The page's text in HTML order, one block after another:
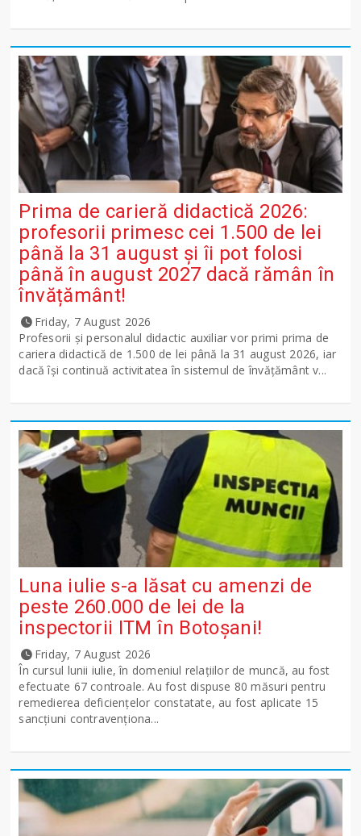
Prima de carieră didactică 2026:
profesorii primesc cei 1.500 de lei
până la 31 august și îi pot folosi
până în august 2027 dacă rămân în
învățământ!
Friday, 7 August 2026
Profesorii și personalul didactic auxiliar vor primi prima de
cariera didactică de 1.500 de lei până la 31 august 2026, iar
dacă își continuă activitatea în sistemul de învățământ v...
Luna iulie s-a lăsat cu amenzi de
peste 260.000 de lei de la
inspectorii ITM în Botoșani!
Friday, 7 August 2026
În cursul lunii iulie, în domeniul relațiilor de muncă, au fost
efectuate 67 controale. Au fost dispuse 80 măsuri pentru
remedierea deficiențelor constatate, au fost aplicate 15
sancţiuni contravenționa...